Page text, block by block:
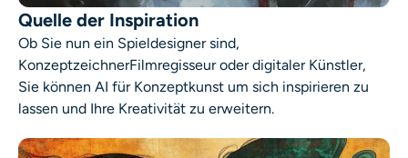
Quelle der Inspiration
Ob Sie nun ein Spieldesigner sind,
KonzeptzeichnerFilmregisseur oder digitaler Künstler,
Sie können AI für Konzeptkunst um sich inspirieren zu
lassen und Ihre Kreativität zu erweitern.